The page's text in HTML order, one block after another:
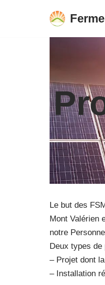
Le but des
Mont Valérien
notre
Deux types
– Projet dont
– Installation